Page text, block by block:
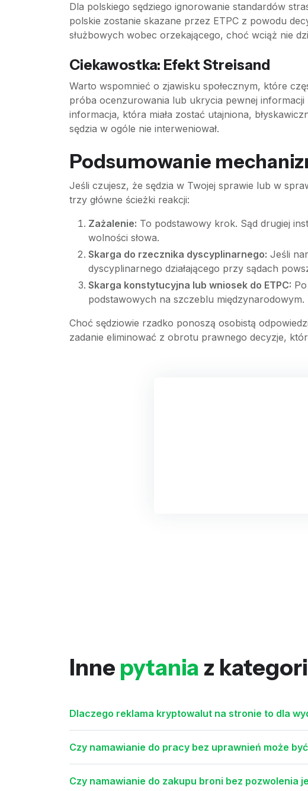
Dla polskiego sędziego ignorowanie standardów
polskie zostanie skazane przez ETPC z powodu
służbowych wobec orzekającego, choć wciąż nie
Ciekawostka: Efekt Streisand
Warto wspomnieć o zjawisku społecznym, które
próba ocenzurowania lub ukrycia pewnej
informacja, która miała zostać utajniona,
sędzia w ogóle nie interweniował.
Podsumowanie
Jeśli czujesz, że sędzia w Twojej sprawie lub w
trzy główne ścieżki reakcji:
Zażalenie: To podstawowy krok. Sąd drugiej
wolności słowa.
Skarga do rzecznika dyscyplinarnego: Jeśli
dyscyplinarnego działającego przy sądach
Skarga konstytucyjna lub wniosek do ETPC:
podstawowych na szczeblu międzynarodowym.
Choć sędziowie rzadko ponoszą osobistą
zadanie eliminować z obrotu prawnego decyzje,
Inne pytania z
Dlaczego reklama kryptowalut na stronie to dla
Czy namawianie do pracy bez uprawnień może
Czy namawianie do zakupu broni bez pozwolenia